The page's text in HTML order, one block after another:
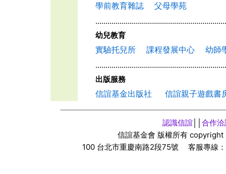
學前教育雜誌
父母學苑
幼兒教育
實驗托兒所 課程發展中心
幼師
出版服務
信誼基金出版社 信誼親子遊戲書
認識信誼
合作
信誼基金會 版權所有
100 台北市重慶南路2段75號 客服專線：